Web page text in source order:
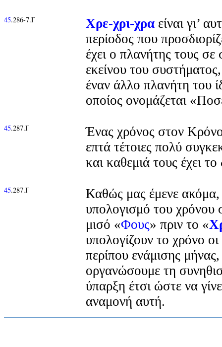
45.286-7.Γ Χρε-χρι-χρα είναι γι’
περίοδος που
έχει ο πλανήτης τους σε
εκείνου του
έναν άλλο πλανήτη του
οποίος ονομάζεται
45.287.Γ
Ένας χρόνος στον
επτά τέτοιες πολύ
και καθεμιά τους έχει
45.287.Γ
Καθώς μας έμενε
υπολογισμό του χρόνου
μισό «Φους» πριν το «
υπολογίζουν το χρόνο
περίπου ενάμισης
οργανώσουμε τη
ύπαρξη έτσι ώστε να
αναμονή αυτή.